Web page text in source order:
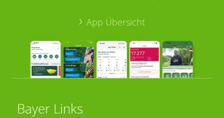
App Übersicht
Bayer Links